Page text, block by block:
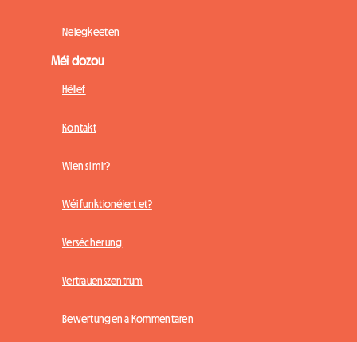
Neiegkeeten
Méi dozou
Hëllef
Kontakt
Wien si mir?
Wéi funktionéiert et?
Versécherung
Vertrauenszentrum
Bewertungen a Kommentaren